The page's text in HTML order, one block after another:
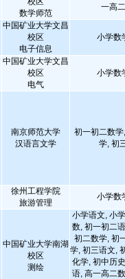
数学师范
一高
中国矿业大学文昌
校区
电子信息
小学数
中国矿业大学文昌
校区
电气
小学数
南京师范大学
汉语言文学
初一初二数
学, 初
徐州工程学院
旅游管理
小学数
中国矿业大学南湖
校区
测绘
小学语文, 小
数, 初一初二
初二数学, 初
学, 初三语文,
化学, 初中历
语, 高一高二